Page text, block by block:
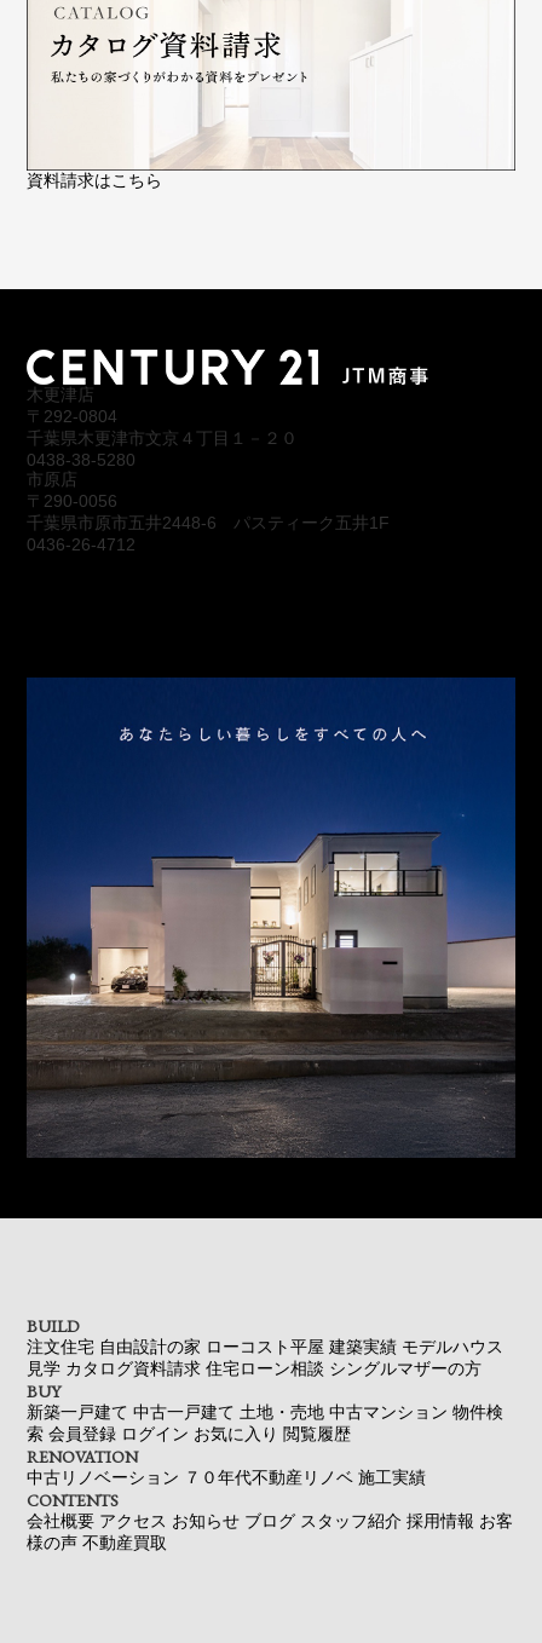
資料請求はこちら
木更津店
〒292-0804
千葉県木更津市文京４丁目１－２０
0438-38-5280
市原店
〒290-0056
千葉県市原市五井2448-6 パスティーク五井1F
0436-26-4712
BUILD
注文住宅 自由設計の家 ローコスト平屋 建築実績 モデルハウス
見学 カタログ資料請求 住宅ローン相談 シングルマザーの方
BUY
新築一戸建て 中古一戸建て 土地・売地 中古マンション 物件検
索 会員登録 ログイン お気に入り 閲覧履歴
RENOVATION
中古リノベーション ７０年代不動産リノベ 施工実績
CONTENTS
会社概要 アクセス お知らせ ブログ スタッフ紹介 採用情報 お客
様の声 不動産買取